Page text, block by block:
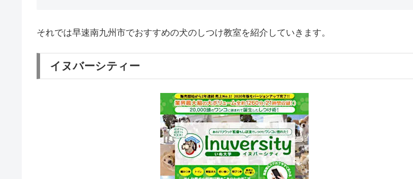
それでは早速南九州市でおすすめの犬のしつけ教室を紹介していきます。
イヌバーシティー